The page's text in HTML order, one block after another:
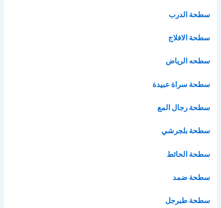
سطحة الدرب
سطحة الافلاج
سطحه الرياض
سطحة سراة عبيدة
سطحة رجال المع
سطحة بلجرشي
سطحة الحائط
سطحة ضمد
سطحة طبرجل